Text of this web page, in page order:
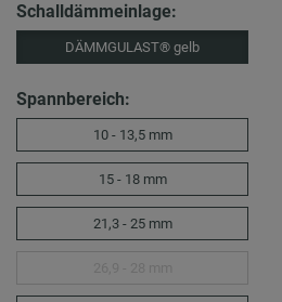
Schalldämmeinlage:
DÄMMGULAST® gelb
Spannbereich:
10 - 13,5 mm
15 - 18 mm
21,3 - 25 mm